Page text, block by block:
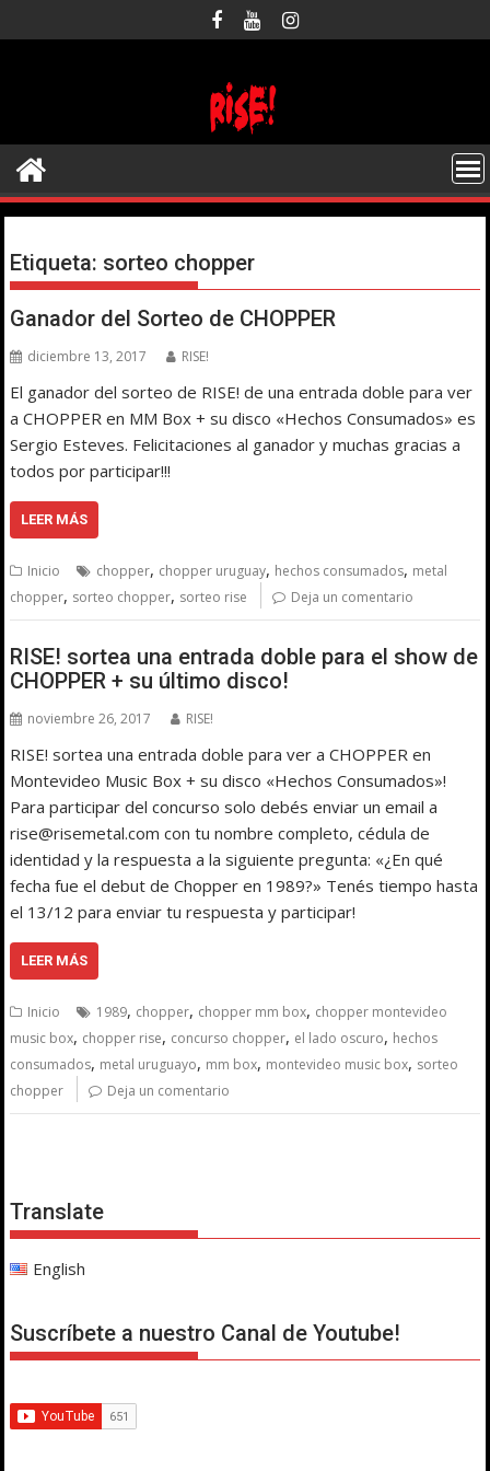
al
Etiqueta: sorteo chopper
Ganador del Sorteo de CHOPPER
diciembre 13, 2017 RISE!
El ganador del sorteo de RISE! de una entrada doble para ver
a CHOPPER en MM Box + su disco «Hechos Consumados» es
Sergio Esteves. Felicitaciones al ganador y muchas gracias a
todos por participar!!!
LEER MÁS
Inicio chopper, chopper uruguay, hechos consumados, metal
chopper, sorteo chopper, sorteo rise Deja un comentario
RISE! sortea una entrada doble para el show de
CHOPPER + su último disco!
noviembre 26, 2017 RISE!
RISE! sortea una entrada doble para ver a CHOPPER en
Montevideo Music Box + su disco «Hechos Consumados»!
Para participar del concurso solo debés enviar un email a
rise@risemetal.com con tu nombre completo, cédula de
identidad y la respuesta a la siguiente pregunta: «¿En qué
fecha fue el debut de Chopper en 1989?» Tenés tiempo hasta
el 13/12 para enviar tu respuesta y participar!
LEER MÁS
Inicio 1989, chopper, chopper mm box, chopper montevideo
music box, chopper rise, concurso chopper, el lado oscuro, hechos
consumados, metal uruguayo, mm box, montevideo music box, sorteo
chopper
Deja un comentario
Translate
English
Suscríbete a nuestro Canal de Youtube!